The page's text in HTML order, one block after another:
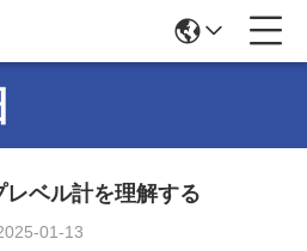
ベル計を理解する
01-13